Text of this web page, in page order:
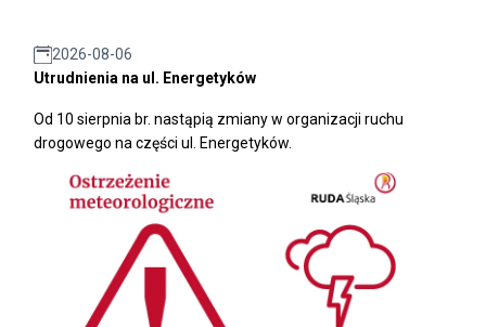
2026-08-06
Utrudnienia na ul. Energetyków
Od 10 sierpnia br. nastąpią zmiany w organizacji ruchu
drogowego na części ul. Energetyków.